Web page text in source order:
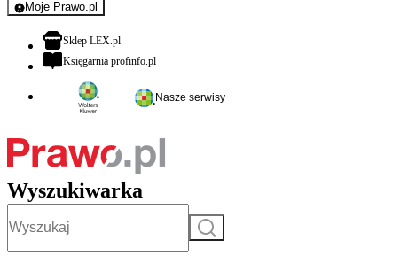
Moje Prawo.pl
- rejestracja i logowanie do serwisu
Sklep LEX.plotwiera się w nowej karcie
Księgarnia profinfo.plotwiera się w nowej karcie
Nasze serwisy
Wyszukiwarka
Szukaj